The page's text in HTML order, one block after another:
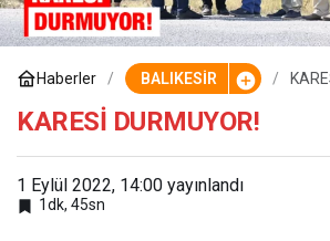
Haberler BALIKESİR
KARESİ DURMUYOR!
1 Eylül 2022, 14:00 yayınlandı
1dk, 45sn